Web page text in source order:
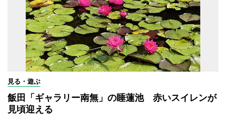
見る・遊ぶ
飯田「ギャラリー南無」の睡蓮池 赤いスイレンが
見頃迎える